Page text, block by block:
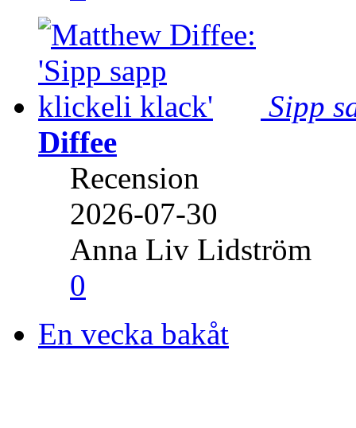
Sipp
Diffee
Recension
2026-07-30
Anna Liv Lidström
0
En vecka bakåt